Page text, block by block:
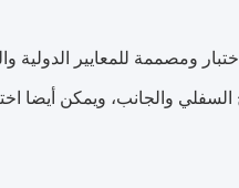
ومصممة للمعايير الدولية
السفلي والجانب، ويمكن أيضا